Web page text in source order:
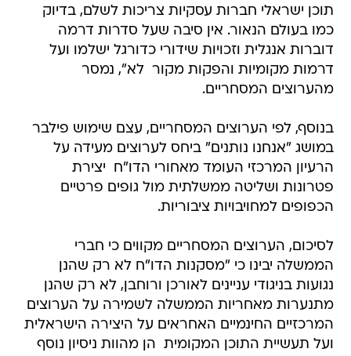
תוכן ישראלי חברות עסקיות צריכות לשלם, בדיוק
כמו בעולם הנאור. אין סיבה שעל סדרות דרמה
דוברות אנגלית וזכויות שידורי כדורגל ישלמו ועל
דרמות מקומיות והפקות מקור  לא", נמסר
מהערוצים המסחריים.
בנוסף, לפי הערוצים המסחריים, עצם שימוש פילבר
במושג "אנחנו נותנים" ביחס לערוצים מעידה על
הרעיון המרכזי העומד מאחורי הדו"ח  יצירת
פטרונות ושליטה ממשלתית מול גופים פרטיים
הכפופים למחויבויות ציבוריות.
לסיכום, הערוצים המסחריים מקווים כי חברי
הממשלה יבינו כי "מסקנות הדו"ח לא רק שהנן
נגועות בניגודי עניינים לאורכן ורוחבן, לא רק שהנן
מתנערות מאחריות הממשלה לשמירה על הערוצים
המרכזיים החינמיים האחראים על היצירה הישראלית
ועל תעשיית התוכן המקומית  הן מהוות ניסיון נוסף